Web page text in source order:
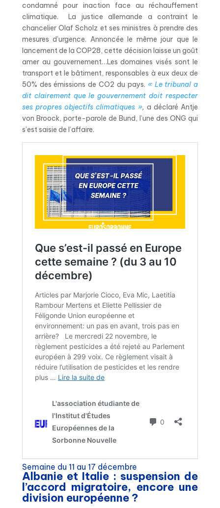
condamné pour inaction face au réchauffement
climatique. La justice allemande a contraint le
chancelier Olaf Scholz et ses ministres à prendre des
mesures d’urgence. Annoncée le même jour que le
lancement de la COP28, cette décision laisse un goût
amer au gouvernement…Les domaines visés sont le
transport et le bâtiment, responsables à eux deux de
50% des émissions de CO2 du pays. « Le tribunal a
dit clairement que le gouvernement doit respecter
ses propres objectifs climatiques », a déclaré Antje
von Broock, porte-parole de Bund, l’une des ONG qui
s’est saisie de l’affaire.
Semaine du 11 au 17 décembre
Albanie et Italie : suspension de
l’accord migratoire, encore une
division européenne ?